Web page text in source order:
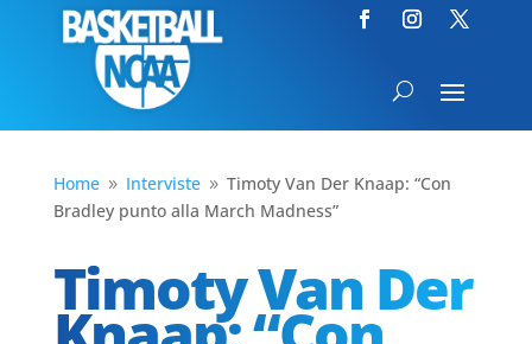
Home 9 Interviste 9 Timoty Van Der Knaap: “Con
Bradley punto alla March Madness”
Timoty Van Der